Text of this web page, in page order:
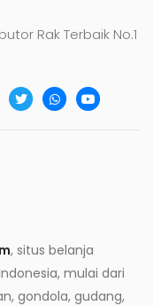
Rak Terbaik No.1
, situs belanja
mulai dari
gondola, gudang,